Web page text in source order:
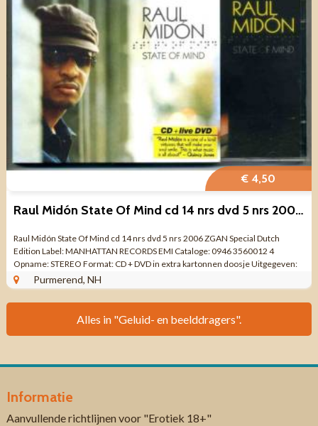
€ 4,50
Raul Midón ‎State Of Mind cd 14 nrs dvd 5 nrs 2006 ZGAN
Raul Midón ‎State Of Mind cd 14 nrs dvd 5 nrs 2006 ZGAN Special Dutch
Edition Label: MANHATTAN RECORDS EMI Cataloge: 0946 3560012 4
Opname: STEREO Format: CD + DVD in extra kartonnen doosje Uitgegeven:
2006 Aantal ...
Purmerend, NH
Alles in "Geluid- en beelddragers".
Informatie
Aanvullende richtlijnen voor "Erotiek 18+"